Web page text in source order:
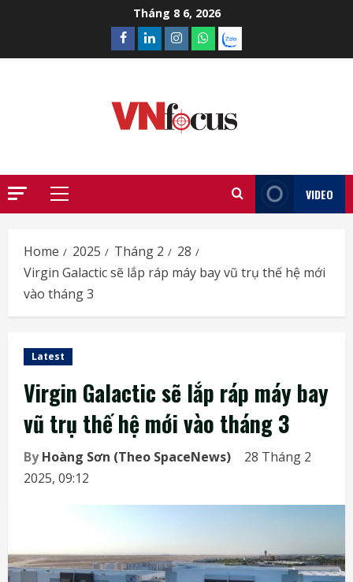
Tháng 8 6, 2026
Facebook
LinkedinInstagram
What’sapp
Zalo
Primary
VIDEO
Home 2025 Tháng 2
28
Virgin Galactic sẽ lắp ráp máy bay vũ trụ thế hệ mới
vào tháng 3
Latest
Virgin Galactic sẽ lắp ráp máy bay
vũ trụ thế hệ mới vào tháng 3
ByHoàng Sơn (Theo SpaceNews)
28 Tháng 2
2025, 09:12